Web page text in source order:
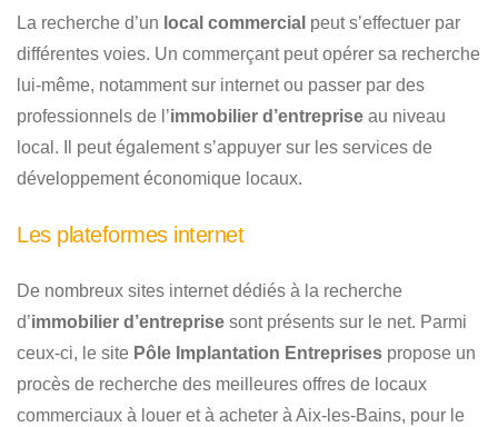
La recherche d’un local commercial peut s’effectuer par
différentes voies. Un commerçant peut opérer sa recherche
lui-même, notamment sur internet ou passer par des
professionnels de l’immobilier d’entreprise au niveau
local. Il peut également s’appuyer sur les services de
développement économique locaux.
Les plateformes internet
De nombreux sites internet dédiés à la recherche
d’immobilier d’entreprise sont présents sur le net. Parmi
ceux-ci, le site Pôle Implantation Entreprises propose un
procès de recherche des meilleures offres de locaux
commerciaux à louer et à acheter à Aix-les-Bains, pour le